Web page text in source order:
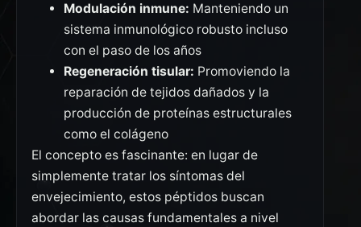
Modulación inmune: Manteniendo un
sistema inmunológico robusto incluso
con el paso de los años
Regeneración tisular: Promoviendo la
reparación de tejidos dañados y la
producción de proteínas estructurales
como el colágeno
El concepto es fascinante: en lugar de
simplemente tratar los síntomas del
envejecimiento, estos péptidos buscan
abordar las causas fundamentales a nivel